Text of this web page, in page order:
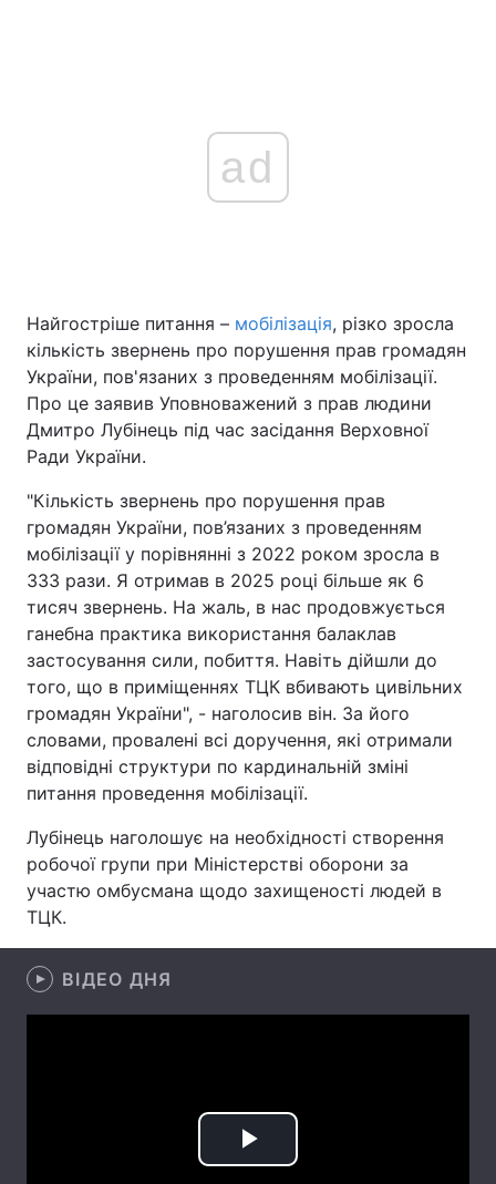
Україна Політика
Світ
Спорт Наука
Техно і зв'язок
Зброя Інциденти
Здоров'я Туризм
Цікавинки Погода
Екологія Регіони
Лонгріди
Відео з Youtube Статті
Інтерв'ю Думки
Архів Вакансії
Контакти
Послуги
ad
Найгостріше питання – мобілізація, різко зросла
кількість звернень про порушення прав громадян
України, пов'язаних з проведенням мобілізації.
Про це заявив Уповноважений з прав людини
Дмитро Лубінець під час засідання Верховної
Ради України.
"Кількість звернень про порушення прав
громадян України, пов’язаних з проведенням
мобілізації у порівнянні з 2022 роком зросла в
333 рази. Я отримав в 2025 році більше як 6
тисяч звернень. На жаль, в нас продовжується
ганебна практика використання балаклав
застосування сили, побиття. Навіть дійшли до
того, що в приміщеннях ТЦК вбивають цивільних
громадян України", - наголосив він. За його
словами, провалені всі доручення, які отримали
відповідні структури по кардинальній зміні
питання проведення мобілізації.
Лубінець наголошує на необхідності створення
робочої групи при Міністерстві оборони за
участю омбусмана щодо захищеності людей в
ТЦК.
ВІДЕО ДНЯ
Play